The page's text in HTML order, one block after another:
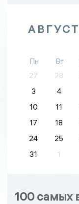
АВГУСТ
Пн Вт
27
28
3
4
10
11
17
18
24
25
31
1
100 самых